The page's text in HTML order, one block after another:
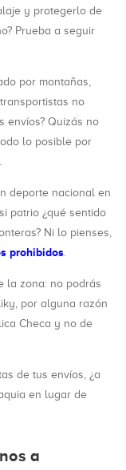
y protegerlo de
Prueba a seguir
por montañas,
no
envíos? Quizás no
lo posible por
deporte nacional en
patrio ¿qué sentido
Ni lo pienses,
prohibidos.
la zona: no podrás
por alguna razón
Checa y no de
de tus envíos, ¿a
en lugar de
a